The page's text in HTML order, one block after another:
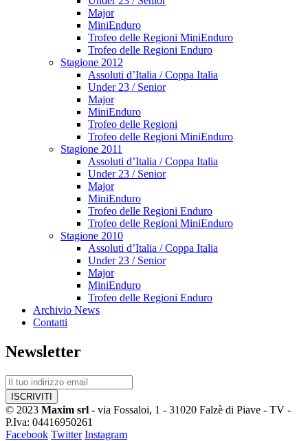
Major
MiniEnduro
Trofeo delle Regioni MiniEnduro
Trofeo delle Regioni Enduro
Stagione 2012
Assoluti d’Italia / Coppa Italia
Under 23 / Senior
Major
MiniEnduro
Trofeo delle Regioni
Trofeo delle Regioni MiniEnduro
Stagione 2011
Assoluti d’Italia / Coppa Italia
Under 23 / Senior
Major
MiniEnduro
Trofeo delle Regioni Enduro
Trofeo delle Regioni MiniEnduro
Stagione 2010
Assoluti d’Italia / Coppa Italia
Under 23 / Senior
Major
MiniEnduro
Trofeo delle Regioni Enduro
Archivio News
Contatti
Newsletter
© 2023 Maxim srl - via Fossaloi, 1 - 31020 Falzè di Piave - TV -
P.Iva: 04416950261
Facebook Twitter Instagram